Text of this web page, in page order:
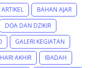
ARTIKEL
BAHAN AJAR
DOA DAN DZIKIR
GALERI KEGIATAN
HARI AKHIR
IBADAH